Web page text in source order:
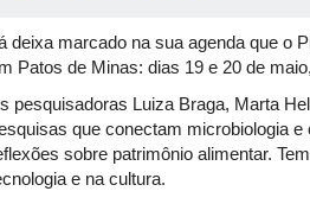
deixa marcado na sua agenda que o
Patos de Minas: dias 19 e 20 de
pesquisadoras Luiza Braga, Marta
que conectam microbiologia
sobre patrimônio alimentar.
e na cultura.